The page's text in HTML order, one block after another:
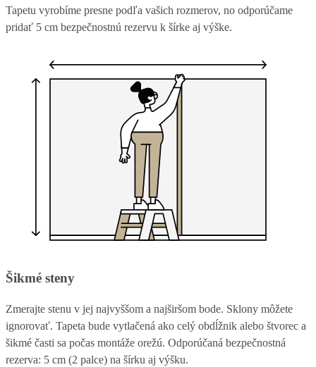
Tapetu vyrobíme presne podľa vašich rozmerov, no odporúčame
pridať 5 cm bezpečnostnú rezervu k šírke aj výške.
Šikmé steny
Zmerajte stenu v jej najvyššom a najširšom bode. Sklony môžete
ignorovať. Tapeta bude vytlačená ako celý obdĺžnik alebo štvorec a
šikmé časti sa počas montáže orežú. Odporúčaná bezpečnostná
rezerva: 5 cm (2 palce) na šírku aj výšku.